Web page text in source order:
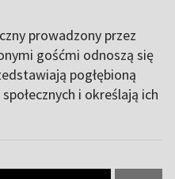
prowadzony przez
gośćmi odnoszą się
pogłębioną
i określają ich